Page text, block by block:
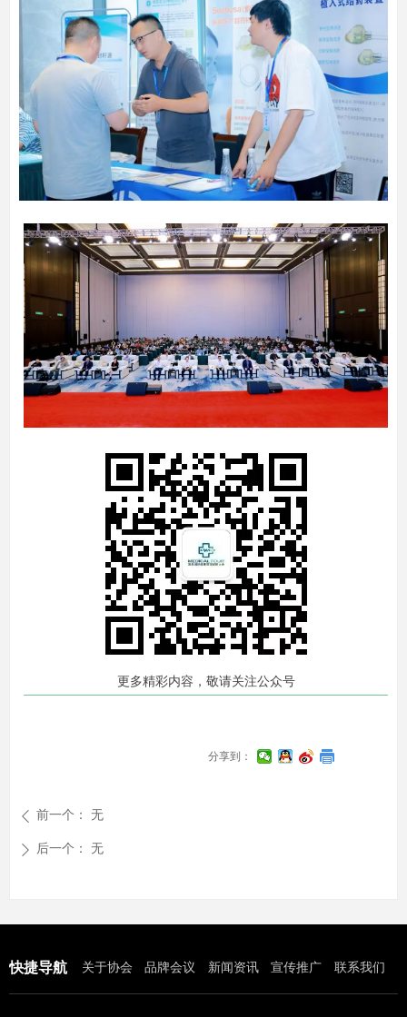
更多精彩内容，敬请关注公众号
ꄴ 前一个： 无
ꄲ 后一个： 无
分享到：
快捷导航 关于协会 品牌会议 新闻资讯 宣传推广 联系我们